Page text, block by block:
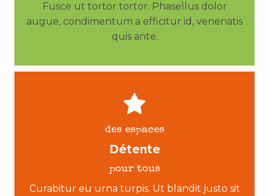
Fusce ut tortor tortor. Phasellus dolor
augue, condimentum a efficitur id, venenatis
quis ante.
des espaces
Détente
pour tous
Curabitur eu urna turpis. Ut blandit justo sit